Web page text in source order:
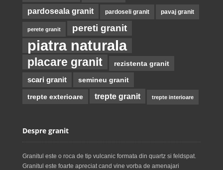
pardoseala granit pardoseli granit pavaj granit
perete granit pereti granit
piatra naturala
placare granit rezistenta granit
scari granit semineu granit
trepte exterioare trepte granit trepte interioare
Despre granit
Granitul este o roca de tip vulcanic formata din quartz si feldspat.
Granitul este foarte apreciat cand vine vorba de amenajari